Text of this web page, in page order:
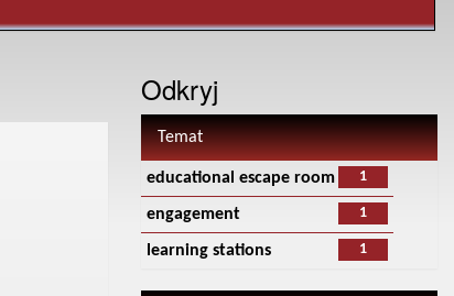
Odkryj
Temat
1
educational escape room
1
engagement
1
learning stations